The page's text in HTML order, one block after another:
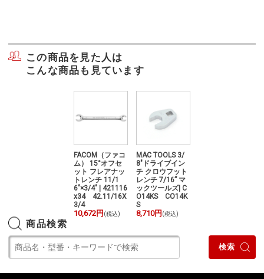
この商品を見た人は
こんな商品も見ています
FACOM（ファコ
ム） 15°オフセ
ット フレアナッ
トレンチ 11/1
6"×3/4" | 421116
x34 42.11/16X
3/4
10,672円 (税込)
MAC TOOLS 3/
8"ドライブイン
チ クロウフット
レンチ 7/16” マ
ックツールズ| C
O14KS CO14K
S
8,710円 (税込)
商品検索